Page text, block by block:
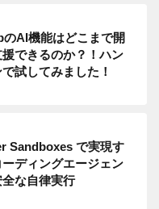
AI機能はどこまで開
できるのか？！ハン
試してみました！
Sandboxes で実現す
ーディングエージェン
全な自律実行